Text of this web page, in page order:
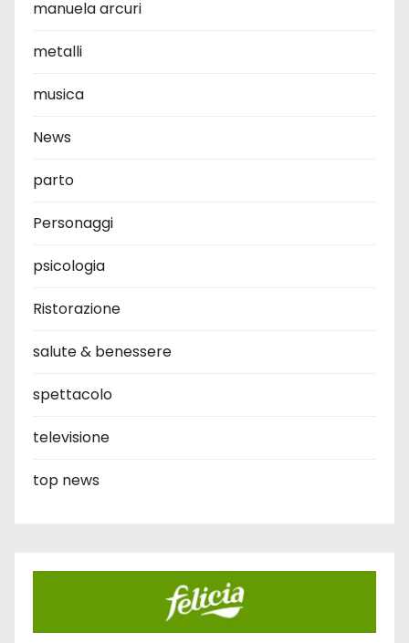
manuela arcuri
metalli
musica
News
parto
Personaggi
psicologia
Ristorazione
salute & benessere
spettacolo
televisione
top news